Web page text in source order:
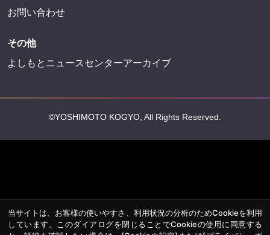
お問い合わせ
その他
よしもとニュースセンターアーカイブ
©YOSHIMOTO KOGYO, All Rights Reserved.
当サイトは、お客様の使いやすさ、利用状況の分析のためCookieを利用
しています。このダイアログを閉じることでCookieの使用に同意する